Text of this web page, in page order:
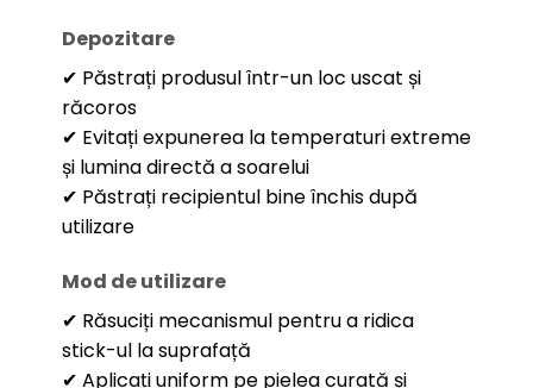
Depozitare
✔ Păstrați produsul într-un loc uscat și
răcoros
✔ Evitați expunerea la temperaturi extreme
și lumina directă a soarelui
✔ Păstrați recipientul bine închis după
utilizare
Mod de utilizare
✔ Răsuciți mecanismul pentru a ridica
stick-ul la suprafață
✔ Aplicați uniform pe pielea curată și